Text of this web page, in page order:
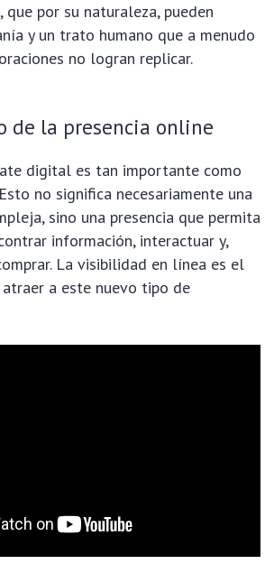
por su naturaleza, pueden
y un trato humano que a menudo
no logran replicar.
de la presencia online
digital es tan importante como
no significa necesariamente una
sino una presencia que permita
información, interactuar y,
La visibilidad en línea es el
a este nuevo tipo de